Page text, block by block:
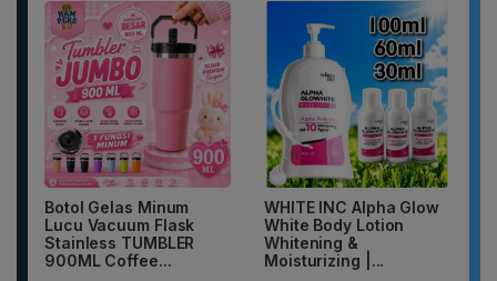
Botol Gelas Minum
Lucu Vacuum Flask
Stainless TUMBLER
900ML Coffee...
WHITE INC Alpha Glow
White Body Lotion
Whitening &
Moisturizing |...